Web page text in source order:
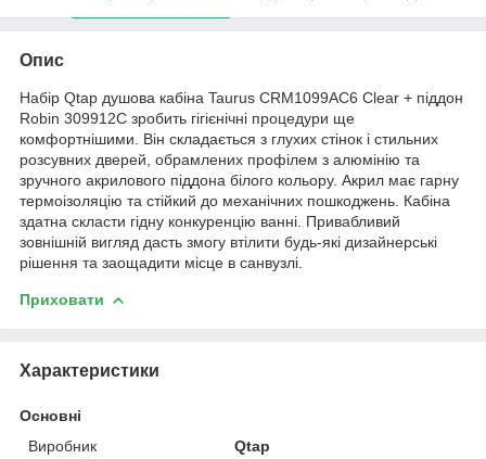
Опис
Набір Qtap душова кабіна Taurus CRM1099AC6 Clear + піддон
Robin 309912C зробить гігієнічні процедури ще
комфортнішими. Він складається з глухих стінок і стильних
розсувних дверей, обрамлених профілем з алюмінію та
зручного акрилового піддона білого кольору. Акрил має гарну
термоізоляцію та стійкий до механічних пошкоджень. Кабіна
здатна скласти гідну конкуренцію ванні. Привабливий
зовнішній вигляд дасть змогу втілити будь-які дизайнерські
рішення та заощадити місце в санвузлі.
Приховати
Характеристики
Основні
Виробник
Qtap